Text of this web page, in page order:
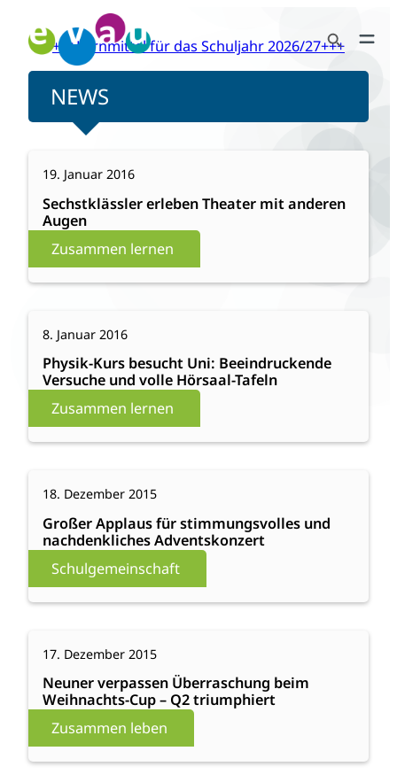
Inhalt
springen
Search
for:
+++Lernmittel für das Schuljahr 2026/27+++
NEWS
Zusammen lernen
19. Januar 2016
Sechstklässler erleben Theater mit anderen
Augen
Sechstklässler
erleben
mit
anderen
Augen
Zusammen lernen
8. Januar 2016
Physik-Kurs besucht Uni: Beeindruckende
Versuche und volle Hörsaal-Tafeln
Physik-
Kurs
besucht
Uni:
Beeindruckende
Versuche
volle
Tafeln
Schulgemeinschaft
18. Dezember 2015
Großer Applaus für stimmungsvolles und
nachdenkliches Adventskonzert
Großer
Applaus
für
stimmungsvolles
und
nachdenkliches
Zusammen leben
17. Dezember 2015
Neuner verpassen Überraschung beim
Weihnachts-Cup – Q2 triumphiert
Neuner
verpassen
Überraschung
beim
Weihnachts-
Cup